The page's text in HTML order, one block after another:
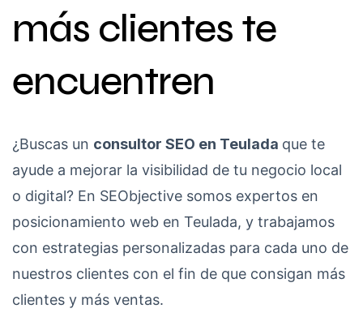
más clientes te
encuentren
¿Buscas un consultor SEO en Teulada que te
ayude a mejorar la visibilidad de tu negocio local
o digital? En SEObjective somos expertos en
posicionamiento web en Teulada, y trabajamos
con estrategias personalizadas para cada uno de
nuestros clientes con el fin de que consigan más
clientes y más ventas.